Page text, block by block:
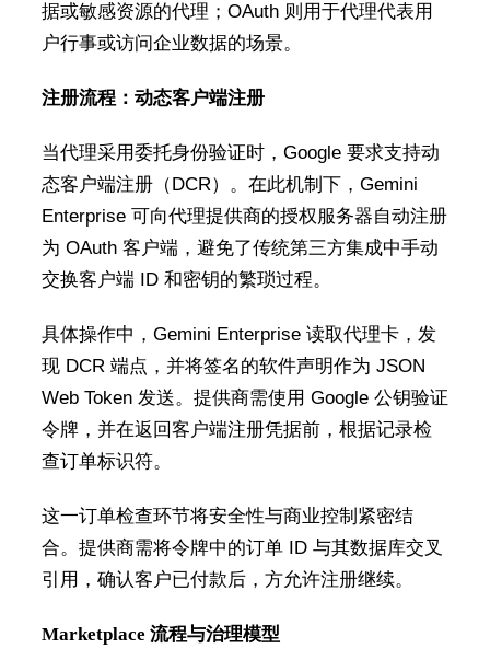
据或敏感资源的代理；OAuth 则用于代理代表用
户行事或访问企业数据的场景。
注册流程：动态客户端注册
当代理采用委托身份验证时，Google 要求支持动
态客户端注册（DCR）。在此机制下，Gemini
Enterprise 可向代理提供商的授权服务器自动注册
为 OAuth 客户端，避免了传统第三方集成中手动
交换客户端 ID 和密钥的繁琐过程。
具体操作中，Gemini Enterprise 读取代理卡，发
现 DCR 端点，并将签名的软件声明作为 JSON
Web Token 发送。提供商需使用 Google 公钥验证
令牌，并在返回客户端注册凭据前，根据记录检
查订单标识符。
这一订单检查环节将安全性与商业控制紧密结
合。提供商需将令牌中的订单 ID 与其数据库交叉
引用，确认客户已付款后，方允许注册继续。
Marketplace 流程与治理模型